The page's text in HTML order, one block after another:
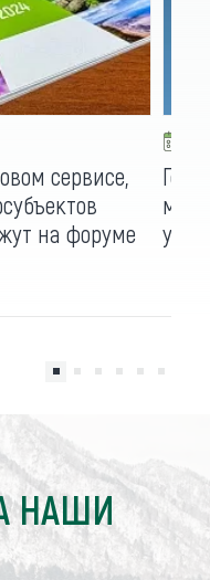
сервисе,
на форуме
НАШИ